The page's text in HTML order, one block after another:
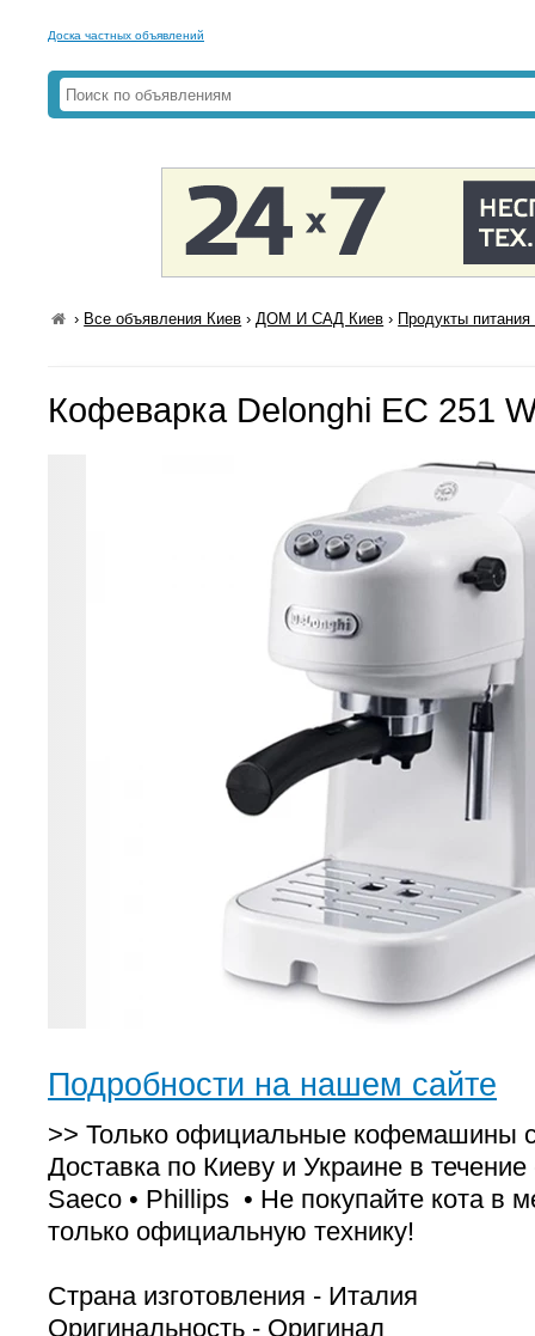
Доска частных объявлений
› Все объявления Киев ›ДОМ И САД Киев › Продукты
Кофеварка Delonghi EC 251
Подробности на нашем сайте
>> Только официальные кофемашины с
Доставка по Киеву и Украине в течение
Saeco • Phillips • Не покупайте кота в
только официальную технику!
Страна изготовления - Италия
Оригинальность - Оригинал